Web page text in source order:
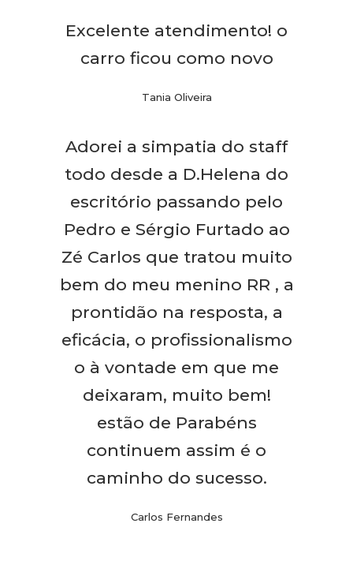
Excelente atendimento! o
carro ficou como novo
Tania Oliveira
Adorei a simpatia do staff
todo desde a D.Helena do
escritório passando pelo
Pedro e Sérgio Furtado ao
Zé Carlos que tratou muito
bem do meu menino RR , a
prontidão na resposta, a
eficácia, o profissionalismo
o à vontade em que me
deixaram, muito bem!
estão de Parabéns
continuem assim é o
caminho do sucesso.
Carlos Fernandes